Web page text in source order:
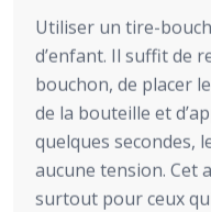
Utiliser un tire-
d’enfant. Il suffit de
bouchon, de placer
de la bouteille et
quelques secondes,
aucune tension. Cet
surtout pour ceux